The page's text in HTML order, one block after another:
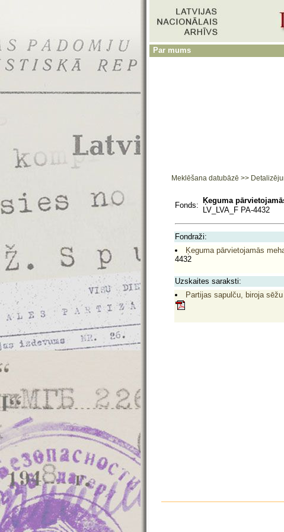
Par mums
Meklēšana datubāzē >>
Fonds:
Ķeguma
LV_LVA_F PA-4432
Fondraži:
Ķeguma pārvietojamās
4432
Uzskaites saraksti:
Partijas sapulču, biroja